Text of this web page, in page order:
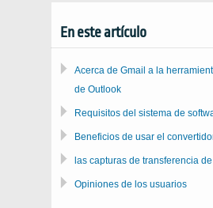
En este artículo
Acerca de Gmail a la
de Outlook
Requisitos del sistema de
Beneficios de usar el
las capturas de transferencia de
Opiniones de los usuarios